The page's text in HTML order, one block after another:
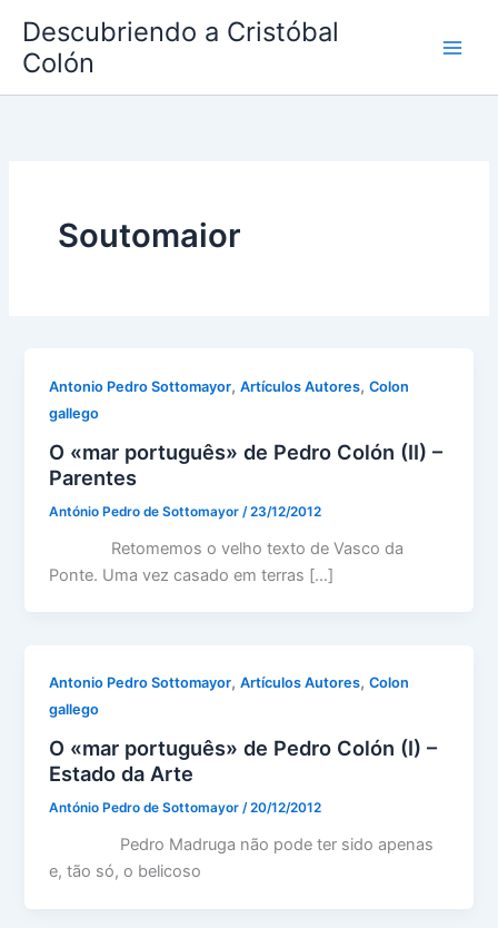
contenido
Descubriendo a Cristóbal
Colón
Soutomaior
Antonio Pedro Sottomayor,Artículos Autores,Colon
gallego
O «mar português» de Pedro Colón (II) –
Parentes
António Pedro de Sottomayor /23/12/2012
Retomemos o velho texto de Vasco da
Ponte. Uma vez casado em terras […]
Antonio Pedro Sottomayor,Artículos Autores,Colon
gallego
O «mar português» de Pedro Colón (I) –
Estado da Arte
António Pedro de Sottomayor/20/12/2012
Pedro Madruga não pode ter sido apenas
e, tão só, o belicoso